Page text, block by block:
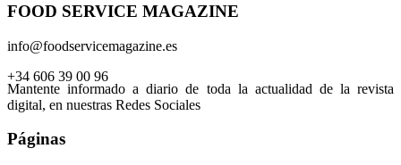
FOOD SERVICE MAGAZINE
info@foodservicemagazine.es
+34 606 39 00 96
Mantente informado a diario de toda la actualidad de la revista
digital, en nuestras Redes Sociales
Páginas